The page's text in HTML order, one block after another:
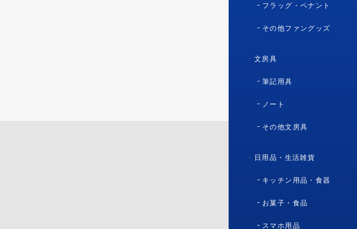
フラッグ・ペナント
その他ファングッズ
文房具
筆記用具
ノート
その他文房具
日用品・生活雑貨
キッチン用品・食器
お菓子・食品
スマホ用品